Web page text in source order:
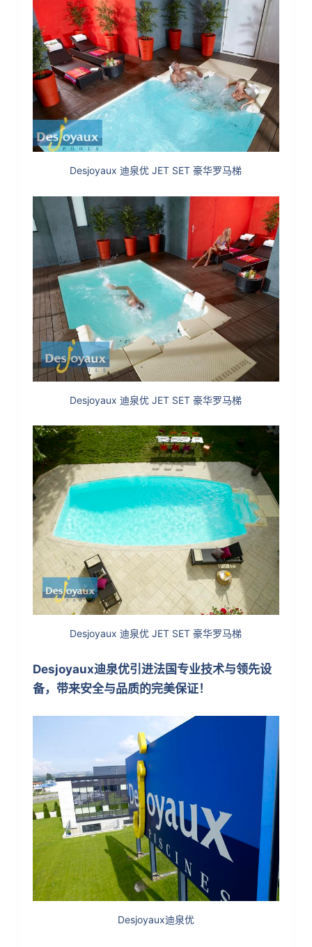
Desjoyaux 迪泉优 JET SET 豪华罗马梯
Desjoyaux 迪泉优 JET SET 豪华罗马梯
Desjoyaux 迪泉优 JET SET 豪华罗马梯
Desjoyaux迪泉优引进法国专业技术与领先设
备，带来安全与品质的完美保证！
Desjoyaux迪泉优